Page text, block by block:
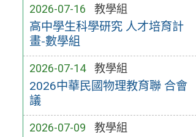
2026-07-16 教學組
高中學生科學研究 人才培育計
畫-數學組
2026-07-14 教學組
2026中華民國物理教育聯 合會
議
2026-07-09 教學組